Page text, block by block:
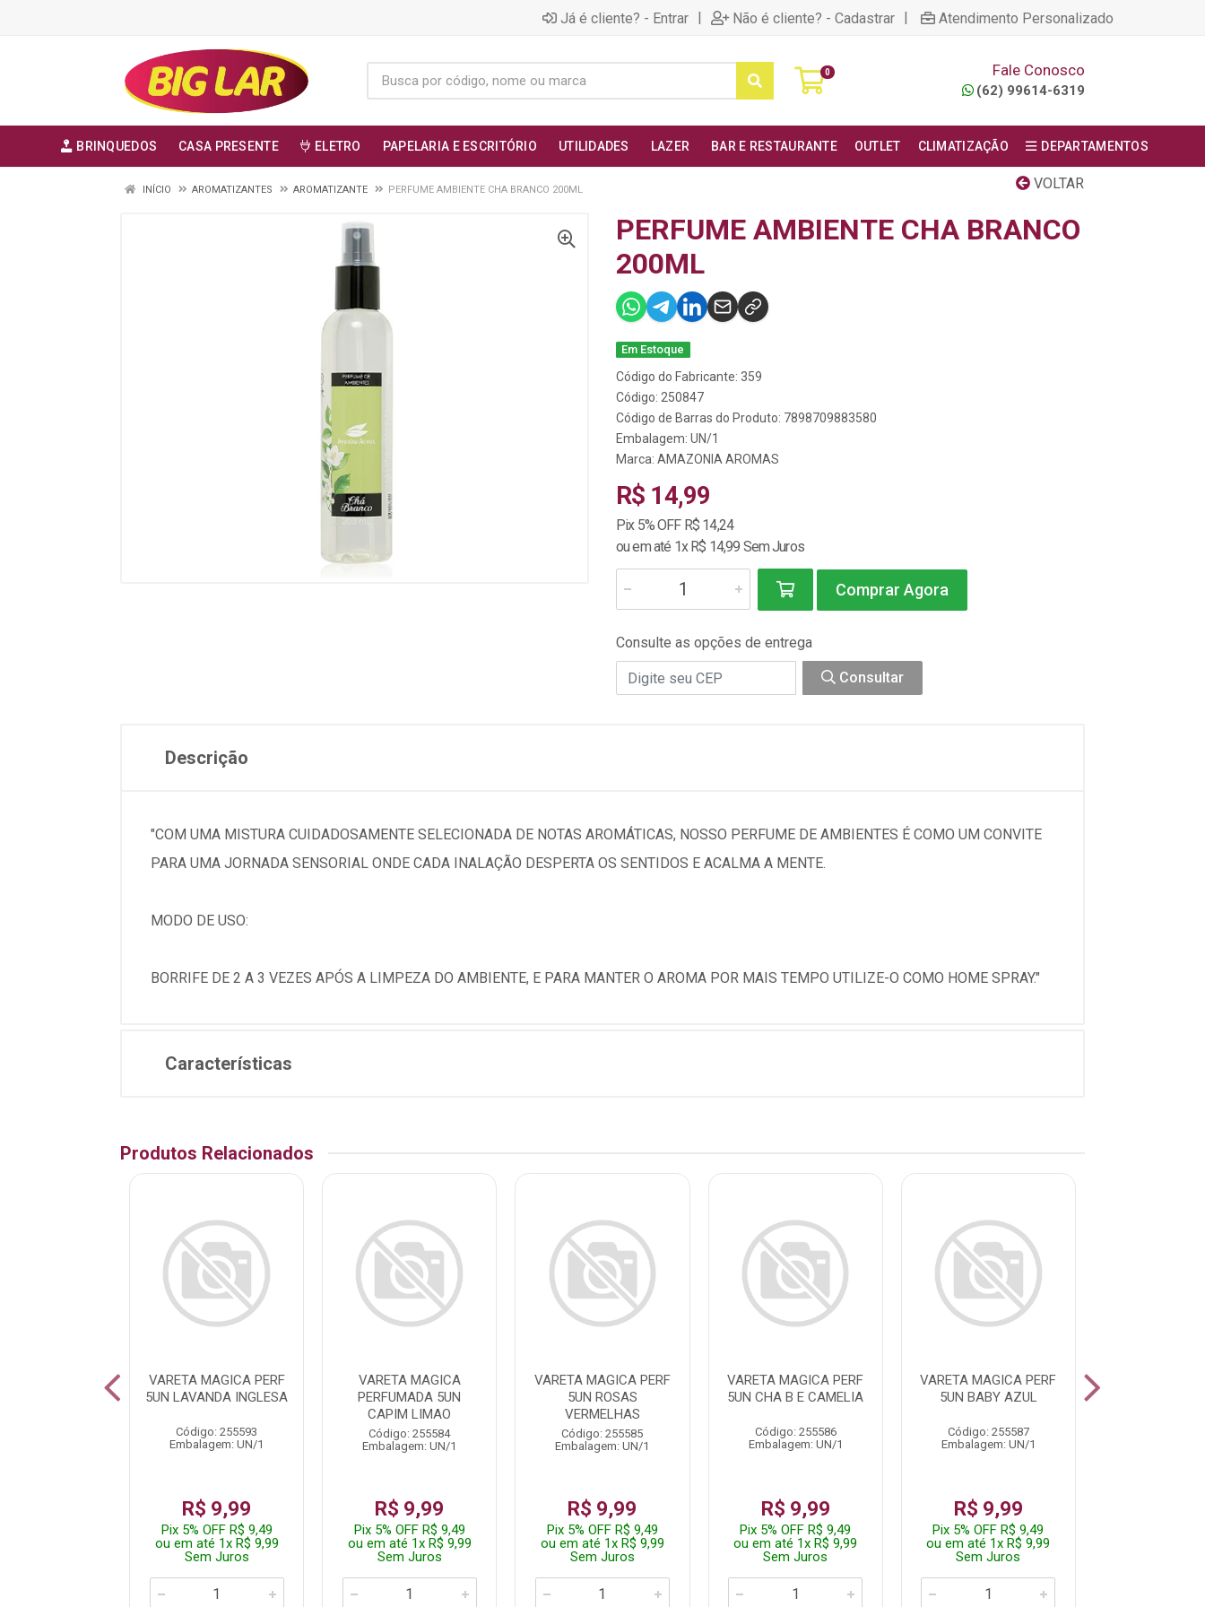
Já é cliente? - Entrar | Não é cliente? - Cadastrar | Atendimento Personalizado
0 Fale Conosco
(62) 99614-6319
BRINQUEDOS CASA PRESENTE ELETRO PAPELARIA E ESCRITÓRIO UTILIDADES LAZER BAR E RESTAURANTE OUTLET CLIMATIZAÇÃO DEPARTAMENTOS
VOLTAR
INÍCIO AROMATIZANTES AROMATIZANTE PERFUME AMBIENTE CHA BRANCO 200ML
PERFUME AMBIENTE CHA BRANCO
200ML
Em Estoque
Código do Fabricante: 359
Código: 250847
Código de Barras do Produto: 7898709883580
Embalagem: UN/1
Marca: AMAZONIA AROMAS
R$ 14,99
Pix 5% OFF R$ 14,24
ou em até 1x R$ 14,99 Sem Juros
Comprar Agora
Consulte as opções de entrega
Consultar
Descrição
"COM UMA MISTURA CUIDADOSAMENTE SELECIONADA DE NOTAS AROMÁTICAS, NOSSO PERFUME DE AMBIENTES É COMO UM CONVITE
PARA UMA JORNADA SENSORIAL ONDE CADA INALAÇÃO DESPERTA OS SENTIDOS E ACALMA A MENTE.
MODO DE USO:
BORRIFE DE 2 A 3 VEZES APÓS A LIMPEZA DO AMBIENTE, E PARA MANTER O AROMA POR MAIS TEMPO UTILIZE-O COMO HOME SPRAY."
Características
Produtos Relacionados
VARETA MAGICA PERF
5UN LAVANDA INGLESA
Código: 255593
Embalagem: UN/1
R$ 9,99
Pix 5% OFF R$ 9,49
ou em até 1x R$ 9,99
Sem Juros
VARETA MAGICA
PERFUMADA 5UN
CAPIM LIMAO
Código: 255584
Embalagem: UN/1
R$ 9,99
Pix 5% OFF R$ 9,49
ou em até 1x R$ 9,99
Sem Juros
VARETA MAGICA PERF
5UN ROSAS
VERMELHAS
Código: 255585
Embalagem: UN/1
R$ 9,99
Pix 5% OFF R$ 9,49
ou em até 1x R$ 9,99
Sem Juros
VARETA MAGICA PERF
5UN CHA B E CAMELIA
Código: 255586
Embalagem: UN/1
R$ 9,99
Pix 5% OFF R$ 9,49
ou em até 1x R$ 9,99
Sem Juros
VARETA MAGICA PERF
5UN BABY AZUL
Código: 255587
Embalagem: UN/1
R$ 9,99
Pix 5% OFF R$ 9,49
ou em até 1x R$ 9,99
Sem Juros